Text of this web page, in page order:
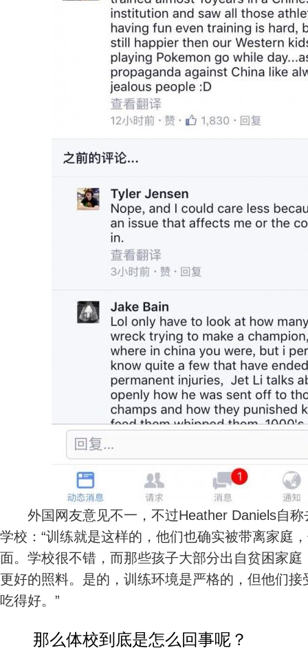
外国网友意见不一，不过Heather Daniels自称
学校：“训练就是这样的，他们也确实被带离家庭
面。学校很不错，而那些孩子大部分出自贫困家
更好的照料。是的，训练环境是严格的，但他们
吃得好。”
那么体校到底是怎么回事呢？